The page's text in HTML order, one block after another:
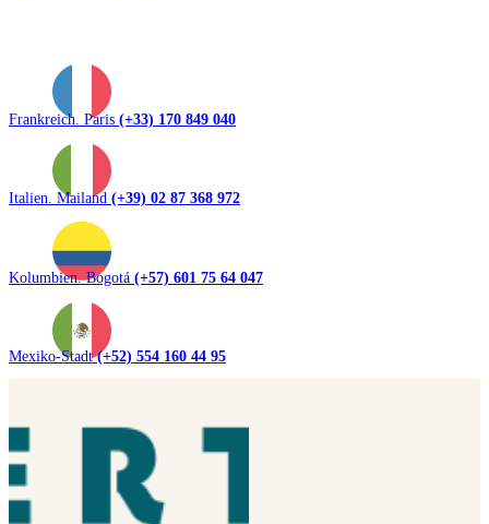
Frankreich. Paris (+33) 170 849 040
Italien. Mailand (+39) 02 87 368 972
Kolumbien. Bogotá (+57) 601 75 64 047
Mexiko-Stadt(+52) 554 160 44 95